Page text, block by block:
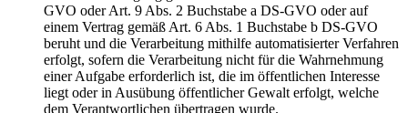
GVO oder Art. 9 Abs. 2 Buchstabe a DS-GVO oder auf
einem Vertrag gemäß Art. 6 Abs. 1 Buchstabe b DS-GVO
beruht und die Verarbeitung mithilfe automatisierter Verfahren
erfolgt, sofern die Verarbeitung nicht für die Wahrnehmung
einer Aufgabe erforderlich ist, die im öffentlichen Interesse
liegt oder in Ausübung öffentlicher Gewalt erfolgt, welche
dem Verantwortlichen übertragen wurde.